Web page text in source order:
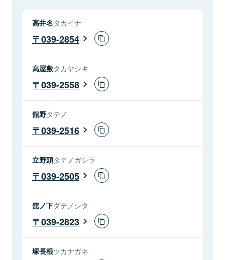
高井名タカイナ
039-2854
高屋敷タカヤシキ
039-2558
舘野タテノ
039-2516
立野頭タテノガシラ
039-2505
舘ノ下ダテノシタ
039-2823
塚長根ツカナガネ